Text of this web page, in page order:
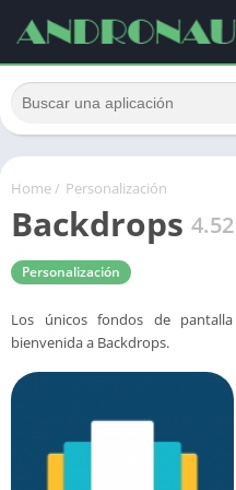
Home/ Personalización
Backdrops 4.52
Personalización
Los únicos fondos de
bienvenida a Backdrops.